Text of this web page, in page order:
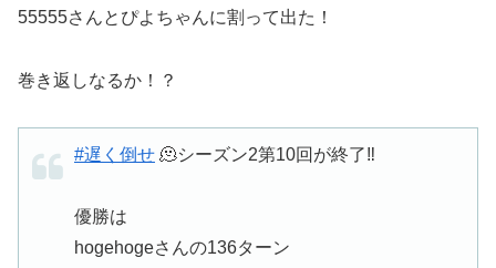
55555さんとぴよちゃんに割って出た！
巻き返しなるか！？
#遅く倒せ 🫠シーズン2第10回が終了‼️
優勝は
hogehogeさんの136ターン